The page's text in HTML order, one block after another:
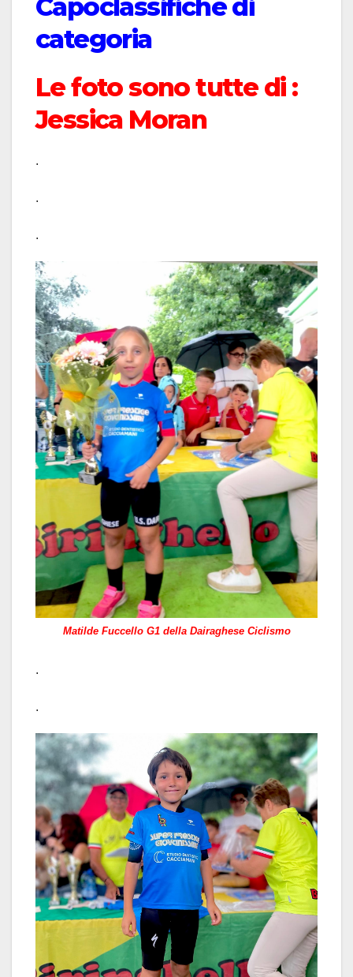
Capoclassifiche di
categoria
Le foto sono tutte di :
Jessica Moran
.
.
.
Matilde Fuccello G1 della Dairaghese Ciclismo
.
.